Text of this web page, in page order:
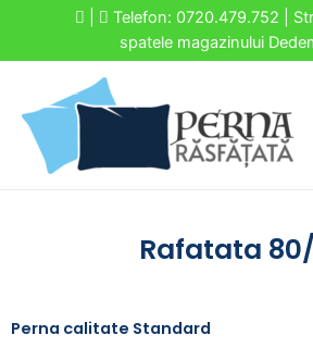
Telefon: 0720.479.752 |
spatele magazinului
Rafatata
Perna calitate Standard